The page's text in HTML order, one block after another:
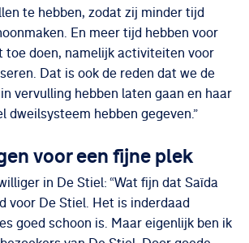
te hebben, zodat zij minder tijd
En meer tijd hebben voor
toe doen, namelijk activiteiten voor
Dat is ook de reden dat we de
vervulling hebben laten gaan en haar
dweilsysteem hebben gegeven.”
voor een fijne plek
in De Stiel: “Wat fijn dat Saïda
voor De Stiel. Het is inderdaad
goed schoon is. Maar eigenlijk ben ik